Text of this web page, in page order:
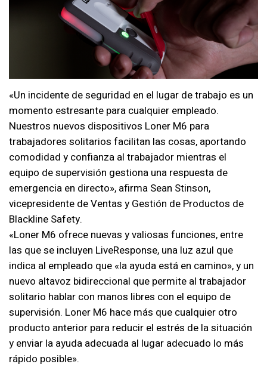
«Un incidente de seguridad en el lugar de trabajo es un
momento estresante para cualquier empleado.
Nuestros nuevos dispositivos Loner M6 para
trabajadores solitarios facilitan las cosas, aportando
comodidad y confianza al trabajador mientras el
equipo de supervisión gestiona una respuesta de
emergencia en directo», afirma Sean Stinson,
vicepresidente de Ventas y Gestión de Productos de
Blackline Safety.
«Loner M6 ofrece nuevas y valiosas funciones, entre
las que se incluyen LiveResponse, una luz azul que
indica al empleado que «la ayuda está en camino», y un
nuevo altavoz bidireccional que permite al trabajador
solitario hablar con manos libres con el equipo de
supervisión. Loner M6 hace más que cualquier otro
producto anterior para reducir el estrés de la situación
y enviar la ayuda adecuada al lugar adecuado lo más
rápido posible».